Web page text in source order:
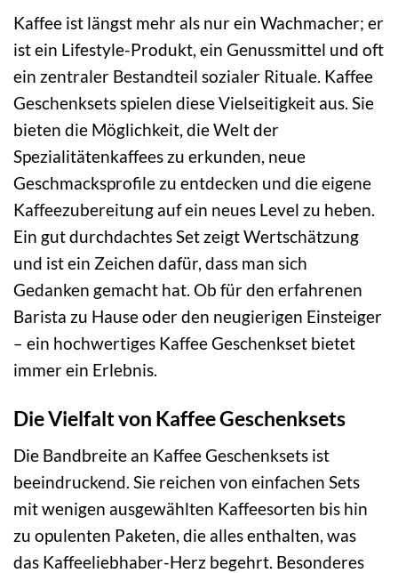
Kaffee ist längst mehr als nur ein Wachmacher; er
ist ein Lifestyle-Produkt, ein Genussmittel und oft
ein zentraler Bestandteil sozialer Rituale. Kaffee
Geschenksets spielen diese Vielseitigkeit aus. Sie
bieten die Möglichkeit, die Welt der
Spezialitätenkaffees zu erkunden, neue
Geschmacksprofile zu entdecken und die eigene
Kaffeezubereitung auf ein neues Level zu heben.
Ein gut durchdachtes Set zeigt Wertschätzung
und ist ein Zeichen dafür, dass man sich
Gedanken gemacht hat. Ob für den erfahrenen
Barista zu Hause oder den neugierigen Einsteiger
– ein hochwertiges Kaffee Geschenkset bietet
immer ein Erlebnis.
Die Vielfalt von Kaffee Geschenksets
Die Bandbreite an Kaffee Geschenksets ist
beeindruckend. Sie reichen von einfachen Sets
mit wenigen ausgewählten Kaffeesorten bis hin
zu opulenten Paketen, die alles enthalten, was
das Kaffeeliebhaber-Herz begehrt. Besonderes